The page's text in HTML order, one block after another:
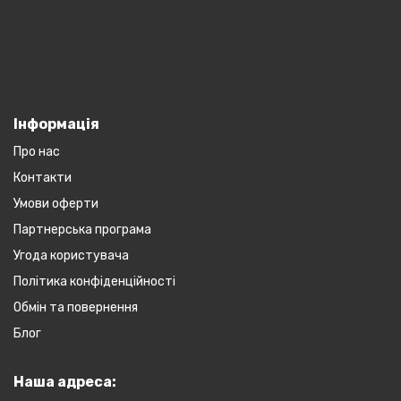
Інформація
Про нас
Контакти
Умови оферти
Партнерська програма
Угода користувача
Політика конфіденційності
Обмін та повернення
Блог
Наша адреса: